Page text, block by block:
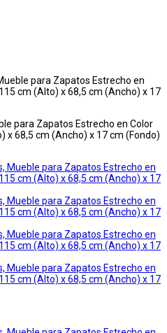
para Zapatos Estrecho en
cm (Alto) x 68,5 cm (Ancho) x 17